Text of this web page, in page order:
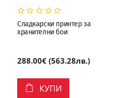
Сладкарски принтер за
хранителни бои
288.00€ (563.28лв.)
КУПИ